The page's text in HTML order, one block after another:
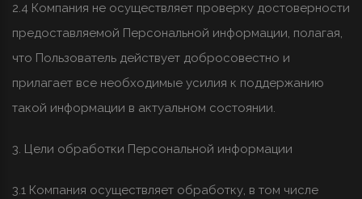
2.4 Компания не осуществляет проверку достоверности
предоставляемой Персональной информации, полагая,
что Пользователь действует добросовестно и
прилагает все необходимые усилия к поддержанию
такой информации в актуальном состоянии.
3. Цели обработки Персональной информации
3.1 Компания осуществляет обработку, в том числе